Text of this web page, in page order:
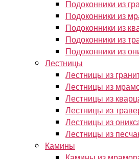
Подоконники из
Подоконники из
Подоконники из
Подоконники из
Подоконники из
Лестницы
Лестницы из
Лестницы из
Лестницы из
Лестницы из
Лестницы из
Лестницы из
Камины